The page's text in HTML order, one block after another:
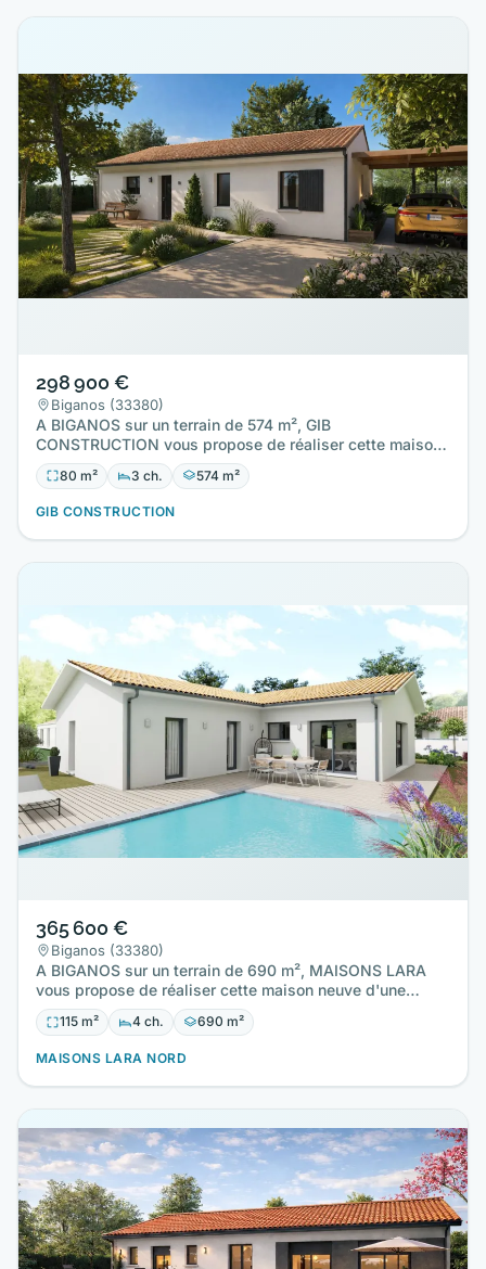
298 900 €
Biganos (33380)
A BIGANOS sur un terrain de 574 m², GIB
CONSTRUCTION vous propose de réaliser cette maison
neuve d'une surface de 80 m²…
80 m² 3 ch. 574 m²
GIB CONSTRUCTION
365 600 €
Biganos (33380)
A BIGANOS sur un terrain de 690 m², MAISONS LARA
vous propose de réaliser cette maison neuve d'une
surface de 115 m²…
115 m² 4 ch. 690 m²
MAISONS LARA NORD